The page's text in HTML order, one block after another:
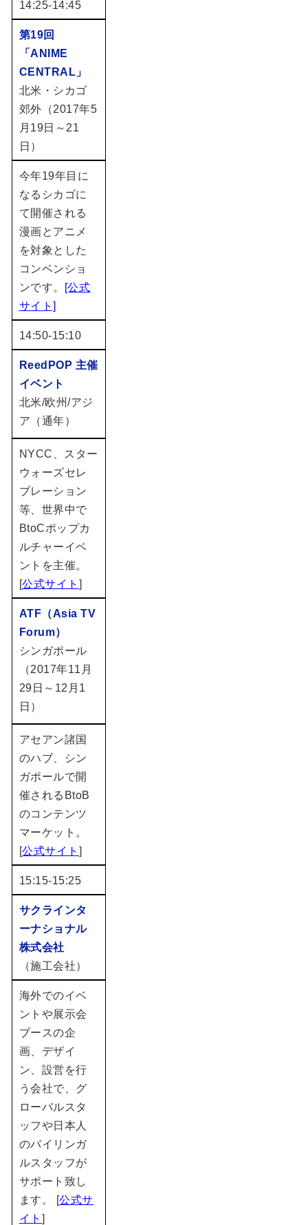
14:25-14:45
第19回
「ANIME
CENTRAL」
北米・シカゴ
郊外（2017年5
月19日～21
日）
​今年19年目に
なるシカゴに
て開催される
漫画とアニメ
を対象とした
コンベンショ
ンです。
[公式
サイト]
14:50-15:10
ReedPOP 主催
イベント
北米/欧州/アジ
ア（通年）
NYCC、スター
ウォーズセレ
ブレーション
等、世界中で
BtoCポップカ
ルチャーイベ
ントを主催。
[公式サイト ]
ATF（Asia TV
Forum）
シンガポール
（2017年11月
29日～12月1
日）
アセアン諸国
のハブ、シン
ガポールで開
催されるBtoB
のコンテンツ
マーケット。
[公式サイト ]
15:15-15:25
サクラインタ
ーナショナル
株式会社
（施工会社）
海外でのイベ
ントや展示会
ブースの企
画、デザイ
ン、設営を行
う会社で、グ
ローバルスタ
ッフや日本人
のバイリンガ
ルスタッフが
サポート致し
ます。
[公式サ
イト ]